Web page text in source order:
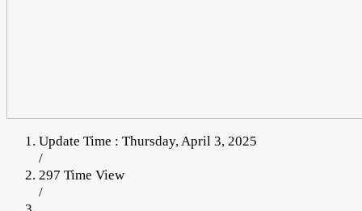
Update Time : Thursday, April 3, 2025
/
297 Time View
/